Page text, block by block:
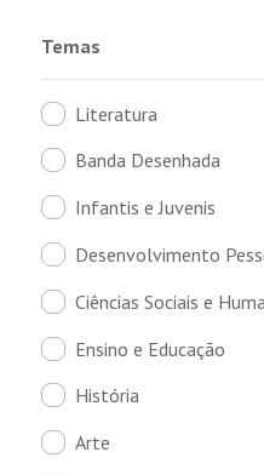
Temas
Literatura
Banda Desenhada
Infantis e Juvenis
Desenvolvimento
Ciências Sociais e
Ensino e Educação
História
Arte